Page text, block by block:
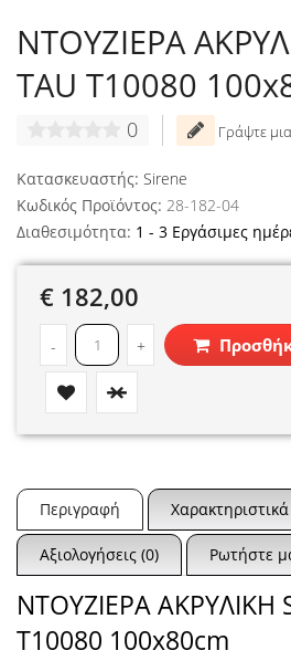
ΝΤΟΥΖΙΕΡΑ
TAU T10080
0 Γράψτε
Κατασκευαστής: Sirene
Κωδικός Προϊόντος: 28-182-04
Διαθεσιμότητα: 1 - 3 Εργάσιμες
€ 182,00
- +
Περιγραφή Χαρακτηριστικά
Αξιολογήσεις (0) Ρωτήστε
ΝΤΟΥΖΙΕΡΑ ΑΚΡΥΛΙΚΗ
T10080 100x80cm